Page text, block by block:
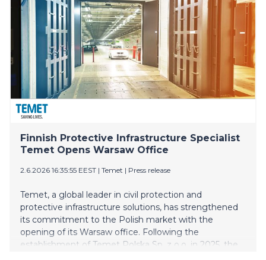
Finnish Protective Infrastructure Specialist
Temet Opens Warsaw Office
2.6.2026 16:35:55 EEST | Temet | Press release
Temet, a global leader in civil protection and
protective infrastructure solutions, has strengthened
its commitment to the Polish market with the
opening of its Warsaw office. Following the
establishment of Temet Polska Sp. z o.o. in 2025, the